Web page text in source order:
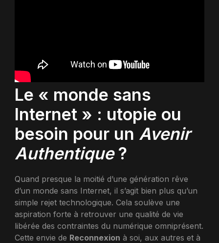
Le « monde sans
Internet » : utopie ou
besoin pour un Avenir
Authentique?
Quand presque la moitié d’une génération rêve
d’un monde sans Internet, il s’agit bien plus qu’un
simple rejet technologique. Cela soulève une
aspiration forte à retrouver une qualité de vie
libérée des contraintes du numérique omniprésent.
Cette envie de Reconnexion à soi, aux autres et à